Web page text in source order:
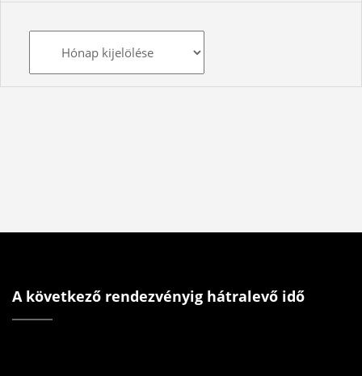
A következő rendezvényig hátralevő idő